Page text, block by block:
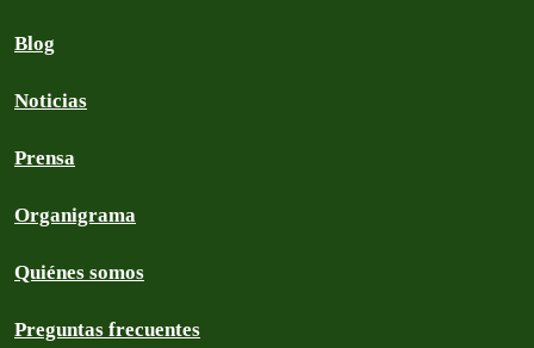
Blog
Noticias
Prensa
Organigrama
Quiénes somos
Preguntas frecuentes